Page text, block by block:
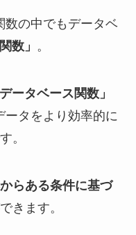
数の中でもデータベ
数」 。
ータベース関数」
ータをより効率的に
。
らある条件に基づ
きます。